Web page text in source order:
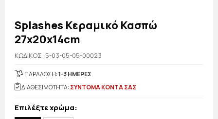
Splashes Κεραμικό Κασπώ
27x20x14cm
KΩΔΙΚΟΣ: 5-03-05-05-00023
ΠΑΡΑΔΟΣΗ:1-3 ΗΜΕΡΕΣ
ΔΙΑΘΕΣΙΜΟΤΗΤΑ: ΣΥΝΤΟΜΑ ΚΟΝΤΑ ΣΑΣ
Επιλέξτε χρώμα: